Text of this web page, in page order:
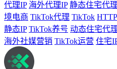
代理IP 海外代理IP 静态住宅代理
境电商 TikTok代理 TikTok
静态IP TikTok养号 动态住宅代
海外社媒营销 TikTok运营 住宅